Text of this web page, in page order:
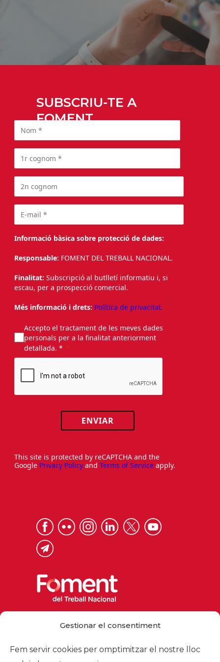
Gestionar el consentiment
Fem servir cookies per omptimitzar el nostre lloc
SUBSCRIU-TE A
FOMENT
Informació bàsica sobre protecció de dades:
Responsable: FOMENT DEL TREBALL NACIONAL.
Finalitat: Subscripció al butlletí informatiu i, si
escau, per a prospecció comercial.
Més informació i drets: Política de privacitat.
Accepto el tractament de les meves dades
personals per a la finalitat anteriorment
detallada. *
ENVIAR
This site is protected by reCAPTCHA and the
Google Privacy Policy and Terms of Service apply.
foment@foment.com